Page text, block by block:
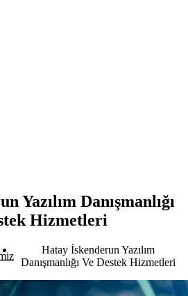
Yazılım Danışmanlığı
Hizmetleri
Hatay İskenderun Yazılım
Danışmanlığı Ve Destek Hizmetleri